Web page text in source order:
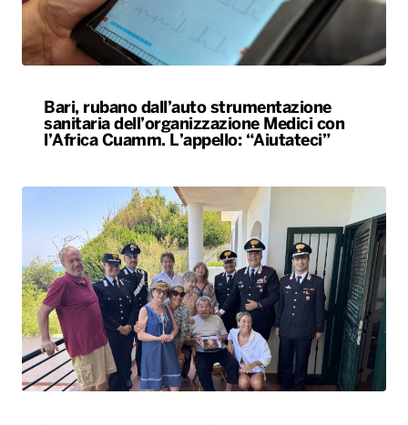
Bari, rubano dall’auto strumentazione
sanitaria dell’organizzazione Medici con
l’Africa Cuamm. L’appello: “Aiutateci”